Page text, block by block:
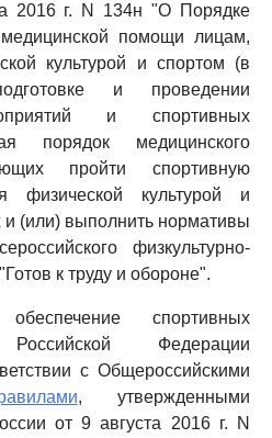
2016 г. N 134н "О Порядке
медицинской помощи лицам,
культурой и спортом (в
и проведении
и спортивных
порядок медицинского
пройти спортивную
физической культурой и
и (или) выполнить нормативы
физкультурно-
к труду и обороне".
спортивных
Федерации
с Общероссийскими
, утвержденными
от 9 августа 2016 г. N